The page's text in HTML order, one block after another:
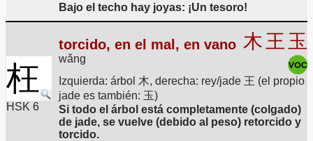
Bajo el techo hay joyas: ¡Un tesoro!
枉
HSK 6
torcido, en el mal, en vano
wǎng
木 王 玉
Izquierda: árbol 木, derecha: rey/jade 王 (el propio
jade es también: 玉)
Si todo el árbol está completamente (colgado)
de jade, se vuelve (debido al peso) retorcido y
torcido.